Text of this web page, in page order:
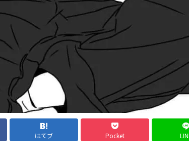
はてブ Pocket